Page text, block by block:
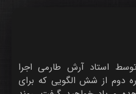
استاد آرش طارمی اجرا
دوم از شش الگویی که برای